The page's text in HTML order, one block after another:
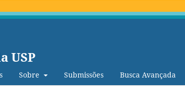
USP
Sobre Submissões Busca Avançada